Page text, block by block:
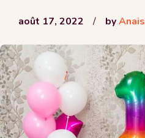
août 17, 2022 / byAnais